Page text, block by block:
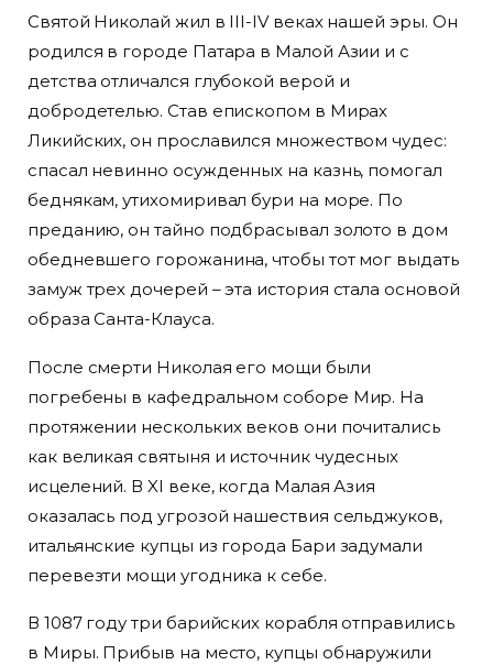
Святой Николай жил в III-IV веках нашей эры. Он
родился в городе Патара в Малой Азии и с
детства отличался глубокой верой и
добродетелью. Став епископом в Мирах
Ликийских, он прославился множеством чудес:
спасал невинно осужденных на казнь, помогал
беднякам, утихомиривал бури на море. По
преданию, он тайно подбрасывал золото в дом
обедневшего горожанина, чтобы тот мог выдать
замуж трех дочерей – эта история стала основой
образа Санта-Клауса.
После смерти Николая его мощи были
погребены в кафедральном соборе Мир. На
протяжении нескольких веков они почитались
как великая святыня и источник чудесных
исцелений. В XI веке, когда Малая Азия
оказалась под угрозой нашествия сельджуков,
итальянские купцы из города Бари задумали
перевезти мощи угодника к себе.
В 1087 году три барийских корабля отправились
в Миры. Прибыв на место, купцы обнаружили